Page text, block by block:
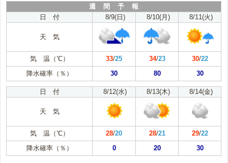
週 間 予 報
日 付
8/9(日) 8/10(月) 8/11(火)
天 気
気 温（℃） 33/25 34/23 30/22
降水確率（％）
30 80 30
日 付 8/12(水) 8/13(木) 8/14(金)
天 気
気 温（℃） 28/20 28/21 29/22
降水確率（％）
0 20 30